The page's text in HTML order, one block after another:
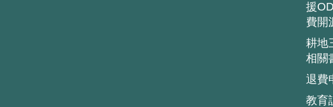
援
費開
耕地
相關
退費
教育